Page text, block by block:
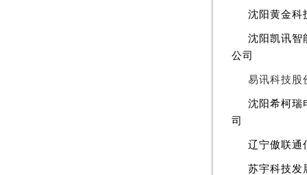
沈阳黄金科
沈阳凯讯智
公司
易讯科技股
沈阳希柯瑞
司
辽宁傲联通
苏宇科技发